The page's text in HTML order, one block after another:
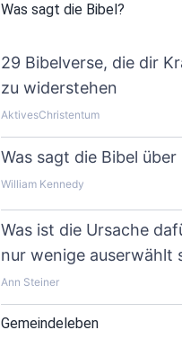
Was sagt die Bibel?
29 Bibelverse, die dir
zu widerstehen
AktivesChristentum
Was sagt die Bibel über
William Kennedy
Was ist die Ursache
nur wenige auserwählt
Ann Steiner
Gemeindeleben